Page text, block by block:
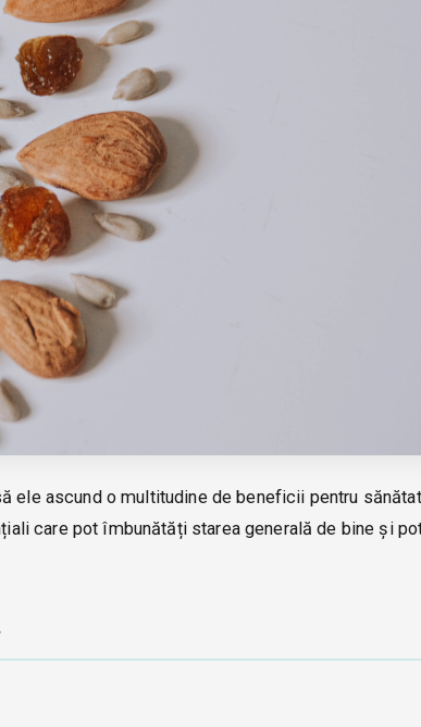
ele ascund o multitudine de beneficii pentru
care pot îmbunătăți starea generală de bine și